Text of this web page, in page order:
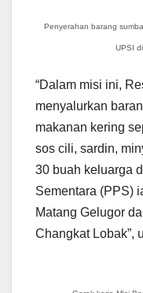
Penyerahan barang
UPSI
“Dalam misi ini,
menyalurkan
makanan kering
sos cili, sardin,
30 buah keluarga
Sementara (PPS)
Matang Gelugor
Changkat Lobak”,